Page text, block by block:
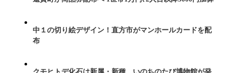
中１の切り絵デザイン！直方市がマンホールカードを配
布